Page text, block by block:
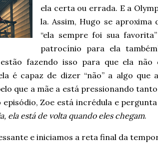
ela certa ou errada. E a
la. Assim, Hugo se aproxima
“ela sempre foi sua
patrocínio para ela
fazendo isso para que ela
é capaz de dizer “não” a algo
que a mãe a está pressionando
episódio, Zoe está incrédula e
ela está de volta quando eles chegam.
e iniciamos a reta final da